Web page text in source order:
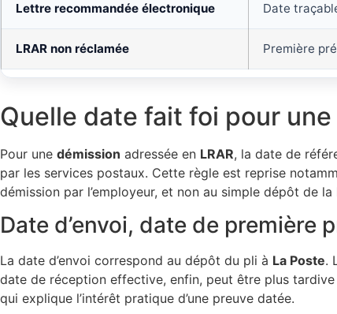
Lettre recommandée électronique Date
LRAR non réclamée Première
Quelle date fait foi pour
Pour une démission adressée en LRAR, la date de
par les services postaux. Cette règle est reprise
démission par l’employeur, et non au simple dépôt de
Date d’envoi, date de
La date d’envoi correspond au dépôt du pli à La Poste.
date de réception effective, enfin, peut être plus
qui explique l’intérêt pratique d’une preuve datée.